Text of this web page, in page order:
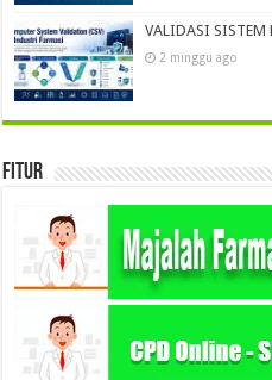
VALIDASI SISTEM
2 minggu ago
Fitur